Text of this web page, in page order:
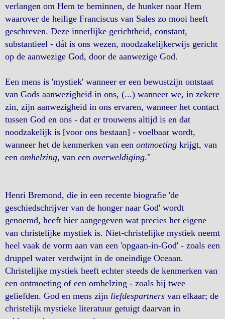
verlangen om Hem te beminnen, de hunker naar Hem
waarover de heilige Franciscus van Sales zo mooi heeft
geschreven. Deze innerlijke gerichtheid, constant,
substantieel - dát is ons wezen, noodzakelijkerwijs gericht
op de aanwezige God, door de aanwezige God.
Een mens is 'mystiek' wanneer er een bewustzijn ontstaat
van Gods aanwezigheid in ons, (...) wanneer we, in zekere
zin, zijn aanwezigheid in ons ervaren, wanneer het contact
tussen God en ons - dat er trouwens altijd is en dat
noodzakelijk is [voor ons bestaan] - voelbaar wordt,
wanneer het de kenmerken van een ontmoeting krijgt, van
een omhelzing, van een overweldiging."
Henri Bremond, die in een recente biografie 'de
geschiedschrijver van de honger naar God' wordt
genoemd, heeft hier aangegeven wat precies het eigene
van christelijke mystiek is. Niet-christelijke mystiek neemt
heel vaak de vorm aan van een 'opgaan-in-God' - zoals een
druppel water verdwijnt in de oneindige Oceaan.
Christelijke mystiek heeft echter steeds de kenmerken van
een ontmoeting of een omhelzing - zoals bij twee
geliefden. God en mens zijn liefdespartners van elkaar; de
christelijk mystieke literatuur getuigt daarvan in